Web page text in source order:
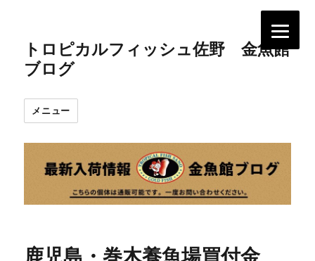
トロピカルフィッシュ佐野 金魚館
ブログ
メニュー